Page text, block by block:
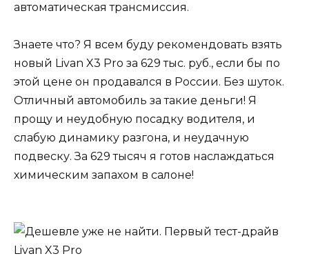
автоматическая трансмиссия.
Знаете что? Я всем буду рекомендовать взять
новый Livan X3 Pro за 629 тыс. руб., если бы по
этой цене он продавался в России. Без шуток.
Отличный автомобиль за такие деньги! Я
прощу и неудобную посадку водителя, и
слабую динамику разгона, и неудачную
подвеску. За 629 тысяч я готов наслаждаться
химическим запахом в салоне!